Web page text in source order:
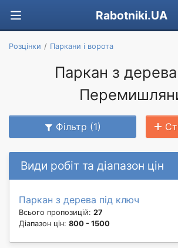
Rabotniki.UA
Розцінки Паркани і ворота
Паркан з
Фільтр (1)
Види робіт та діапазон цін
Паркан з дерева під ключ
Всього пропозицій: 27
Діапазон цін: 800 - 1500